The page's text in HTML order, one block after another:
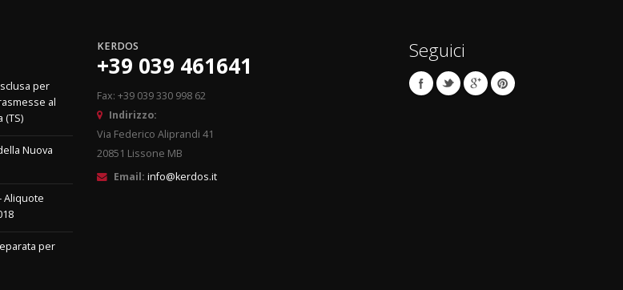
per
al
(TS)
Nuova
Aliquote
per
KERDOS
+39 039 461641
Fax: +39 039 330 998 62
Indirizzo:
Via Federico Aliprandi 41
20851 Lissone MB
Email: info@kerdos.it
Seguici